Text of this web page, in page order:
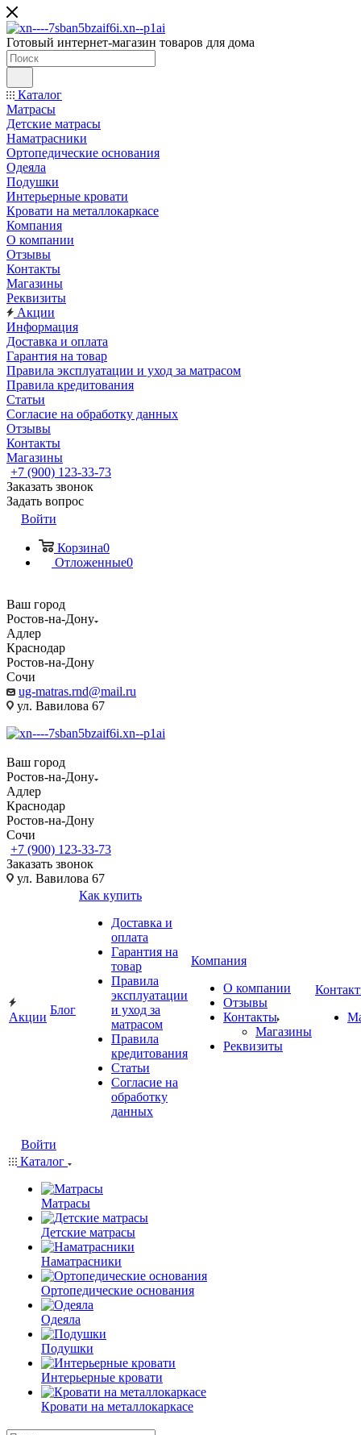
Готовый интернет-магазин товаров для дома
Каталог
Матрасы
Детские матрасы
Наматрасники
Ортопедические основания
Одеяла
Подушки
Интерьерные кровати
Кровати на металлокаркасе
Компания
О компании
Отзывы
Контакты
Магазины
Реквизиты
Акции
Информация
Доставка и оплата
Гарантия на товар
Правила эксплуатации и уход за матрасом
Правила кредитования
Статьи
Согласие на обработку данных
Отзывы
Контакты
Магазины
+7 (900) 123-33-73
Заказать звонок
Задать вопрос
Войти
Корзина0
Отложенные0
Ваш город
Ростов-на-Дону
Адлер
Краснодар
Ростов-на-Дону
Сочи
ug-matras.rnd@mail.ru
ул. Вавилова 67
Ваш город
Ростов-на-Дону
Адлер
Краснодар
Ростов-на-Дону
Сочи
+7 (900) 123-33-73
Заказать звонок
ул. Вавилова 67
Акции
Блог
Как купить
Доставка и
оплата
Гарантия на
товар
Правила
эксплуатации
и уход за
матрасом
Правила
кредитования
Статьи
Согласие на
обработку
данных
Компания
О компании
Отзывы
Контакты
Магазины
Реквизиты
Войти
Каталог
Матрасы
Детские матрасы
Наматрасники
Ортопедические основания
Одеяла
Подушки
Интерьерные кровати
Кровати на металлокаркасе